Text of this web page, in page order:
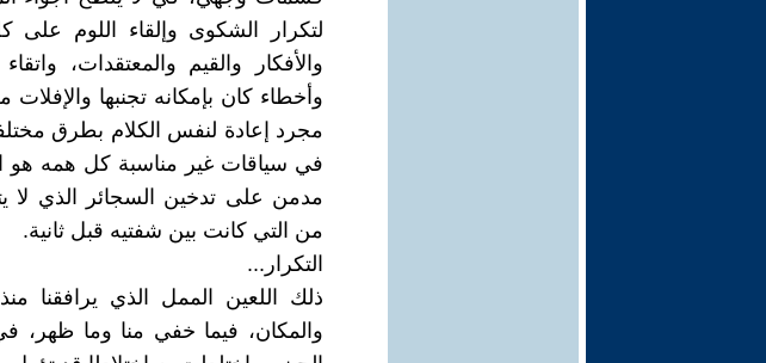
لتكرار الشكوى وإلقاء اللوم
والأفكار والقيم والمعتقدات،
وأخطاء كان بإمكانه تجنبها والإفلات
مجرد إعادة لنفس الكلام بطرق
في سياقات غير مناسبة كل همه هو
مدمن على تدخين السجائر الذي لا
من التي كانت بين شفتيه قبل ثانية.
التكرار...
ذلك اللعين الممل الذي يرافقنا
والمكان، فيما خفي منا وما ظهر،